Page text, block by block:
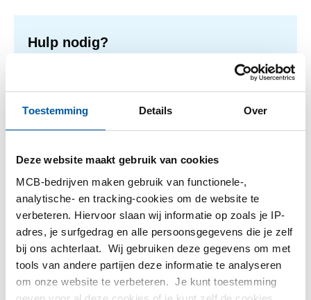
Toestemming Details Over
Deze website maakt gebruik van cookies
MCB-bedrijven maken gebruik van functionele-,
analytische- en tracking-cookies om de website te
verbeteren. Hiervoor slaan wij informatie op zoals je IP-
adres, je surfgedrag en alle persoonsgegevens die je zelf
bij ons achterlaat. Wij gebruiken deze gegevens om met
tools van andere partijen deze informatie te analyseren
om onze website te verbeteren. Je kunt toestemming
Hulp nodig?
Meer informatie over de soorten alumunium platen.
1 -1van
op
pagina
Filteren